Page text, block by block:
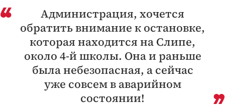
Администрация, хочется
обратить внимание к остановке,
которая находится на Слипе,
около 4-й школы. Она и раньше
была небезопасная, а сейчас
уже совсем в аварийном
состоянии!